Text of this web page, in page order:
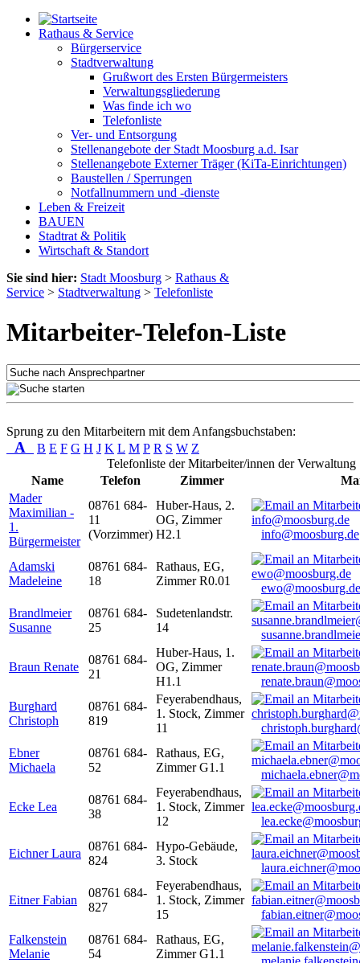
Rathaus & Service
Bürgerservice
Stadtverwaltung
Grußwort des Ersten Bürgermeisters
Verwaltungsgliederung
Was finde ich wo
Telefonliste
Ver- und Entsorgung
Stellenangebote der Stadt Moosburg a.d. Isar
Stellenangebote Externer Träger (KiTa-Einrichtungen)
Baustellen / Sperrungen
Notfallnummern und -dienste
Leben & Freizeit
BAUEN
Stadtrat & Politik
Wirtschaft & Standort
Sie sind hier: Stadt Moosburg > Rathaus &
Service > Stadtverwaltung > Telefonliste
Mitarbeiter-Telefon-Liste
Sprung zu den Mitarbeitern mit dem Anfangsbuchstaben:
A B E F G H J K L M P R S W Z
Telefonliste der Mitarbeiter/innen der Verwaltung
Name
Telefon Zimmer
Mader
Maximilian -
1.
Bürgermeister
08761 684-
11
(Vorzimmer)
Huber-Haus, 2.
OG, Zimmer
H2.1
info@moosburg.de
Adamski
Madeleine
08761 684-
18
Rathaus, EG,
Zimmer R0.01
ewo@moosburg.de
Brandlmeier
Susanne
08761 684-
25
Sudetenlandstr.
14
Braun Renate
08761 684-
21
Huber-Haus, 1.
OG, Zimmer
H1.1
Burghard
Christoph
08761 684-
819
Feyerabendhaus,
1. Stock, Zimmer
11
Ebner
Michaela
08761 684-
52
Rathaus, EG,
Zimmer G1.1
Ecke Lea
08761 684-
38
Feyerabendhaus,
1. Stock, Zimmer
12
Eichner Laura
08761 684-
824
Hypo-Gebäude,
3. Stock
Eitner Fabian
08761 684-
827
Feyerabendhaus,
1. Stock, Zimmer
15
Falkenstein
Melanie
08761 684-
54
Rathaus, EG,
Zimmer G1.1